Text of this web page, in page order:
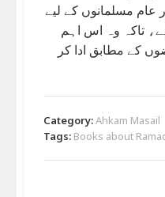
عام مسلمانوں کے لیے
ہے، تاکہ وہ اس اہم
کے مطابق ادا کر
Category:Ahkam Masail
Tags: Books about